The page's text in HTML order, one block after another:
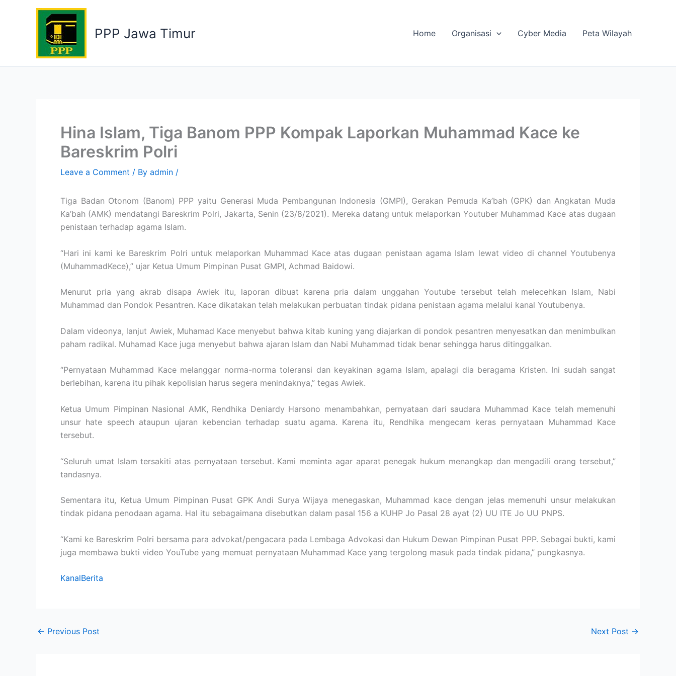
PPP Jawa Timur Home Organisasi Cyber Media Peta Wilayah
Hina Islam, Tiga Banom PPP Kompak Laporkan Muhammad Kace ke
Bareskrim Polri
Leave a Comment / By admin /
Tiga Badan Otonom (Banom) PPP yaitu Generasi Muda Pembangunan Indonesia (GMPI), Gerakan Pemuda Ka’bah (GPK) dan Angkatan Muda
Ka’bah (AMK) mendatangi Bareskrim Polri, Jakarta, Senin (23/8/2021). Mereka datang untuk melaporkan Youtuber Muhammad Kace atas dugaan
penistaan terhadap agama Islam.
“Hari ini kami ke Bareskrim Polri untuk melaporkan Muhammad Kace atas dugaan penistaan agama Islam lewat video di channel Youtubenya
(MuhammadKece),” ujar Ketua Umum Pimpinan Pusat GMPI, Achmad Baidowi.
Menurut pria yang akrab disapa Awiek itu, laporan dibuat karena pria dalam unggahan Youtube tersebut telah melecehkan Islam, Nabi
Muhammad dan Pondok Pesantren. Kace dikatakan telah melakukan perbuatan tindak pidana penistaan agama melalui kanal Youtubenya.
Dalam videonya, lanjut Awiek, Muhamad Kace menyebut bahwa kitab kuning yang diajarkan di pondok pesantren menyesatkan dan menimbulkan
paham radikal. Muhamad Kace juga menyebut bahwa ajaran Islam dan Nabi Muhammad tidak benar sehingga harus ditinggalkan.
“Pernyataan Muhammad Kace melanggar norma-norma toleransi dan keyakinan agama Islam, apalagi dia beragama Kristen. Ini sudah sangat
berlebihan, karena itu pihak kepolisian harus segera menindaknya,” tegas Awiek.
Ketua Umum Pimpinan Nasional AMK, Rendhika Deniardy Harsono menambahkan, pernyataan dari saudara Muhammad Kace telah memenuhi
unsur hate speech ataupun ujaran kebencian terhadap suatu agama. Karena itu, Rendhika mengecam keras pernyataan Muhammad Kace
tersebut.
“Seluruh umat Islam tersakiti atas pernyataan tersebut. Kami meminta agar aparat penegak hukum menangkap dan mengadili orang tersebut,”
tandasnya.
Sementara itu, Ketua Umum Pimpinan Pusat GPK Andi Surya Wijaya menegaskan, Muhammad kace dengan jelas memenuhi unsur melakukan
tindak pidana penodaan agama. Hal itu sebagaimana disebutkan dalam pasal 156 a KUHP Jo Pasal 28 ayat (2) UU ITE Jo UU PNPS.
“Kami ke Bareskrim Polri bersama para advokat/pengacara pada Lembaga Advokasi dan Hukum Dewan Pimpinan Pusat PPP. Sebagai bukti, kami
juga membawa bukti video YouTube yang memuat pernyataan Muhammad Kace yang tergolong masuk pada tindak pidana,” pungkasnya.
KanalBerita
← Previous Post Next Post →